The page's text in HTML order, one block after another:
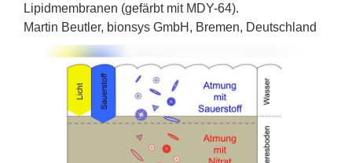
Lipidmembranen (gefärbt mit MDY-64).
Martin Beutler, bionsys GmbH, Bremen, Deutschland